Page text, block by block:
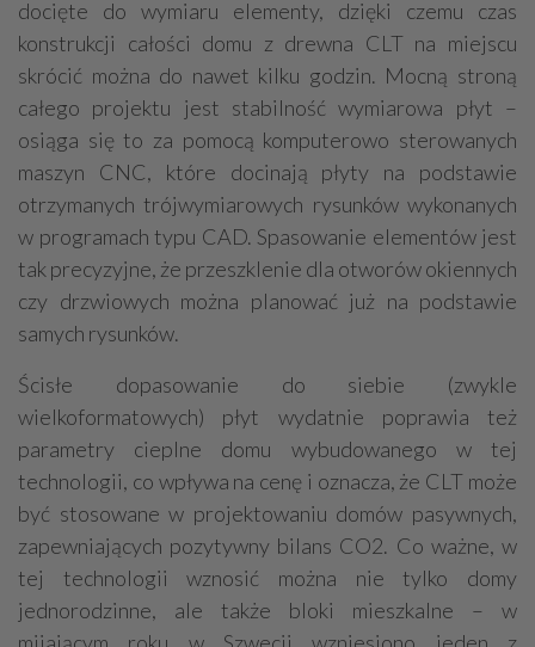
docięte do wymiaru elementy, dzięki czemu czas
konstrukcji całości domu z drewna CLT na miejscu
skrócić można do nawet kilku godzin. Mocną stroną
całego projektu jest stabilność wymiarowa płyt –
osiąga się to za pomocą komputerowo sterowanych
maszyn CNC, które docinają płyty na podstawie
otrzymanych trójwymiarowych rysunków wykonanych
w programach typu CAD. Spasowanie elementów jest
tak precyzyjne, że przeszklenie dla otworów okiennych
czy drzwiowych można planować już na podstawie
samych rysunków.
Ścisłe dopasowanie do siebie (zwykle
wielkoformatowych) płyt wydatnie poprawia też
parametry cieplne domu wybudowanego w tej
technologii, co wpływa na cenę i oznacza, że CLT może
być stosowane w projektowaniu domów pasywnych,
zapewniających pozytywny bilans CO2. Co ważne, w
tej technologii wznosić można nie tylko domy
jednorodzinne, ale także bloki mieszkalne – w